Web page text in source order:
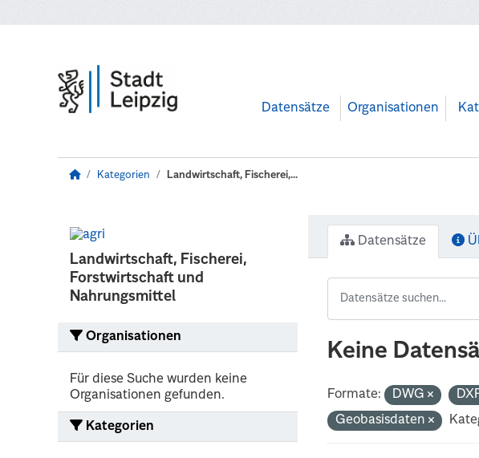
Datensätze Organisationen
Kategorien Landwirtschaft, Fischerei,...
Landwirtschaft, Fischerei,
Forstwirtschaft und
Nahrungsmittel
Organisationen
Für diese Suche wurden keine
Organisationen gefunden.
Kategorien
Datensätze
Keine
Formate: DWG
Geobasisdaten